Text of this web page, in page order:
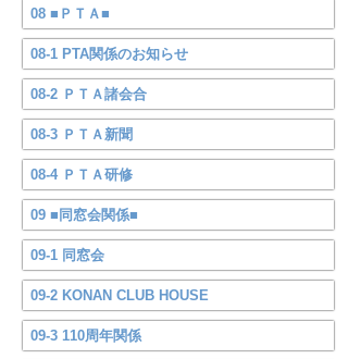
08 ■ＰＴＡ■
08-1 PTA関係のお知らせ
08-2 ＰＴＡ諸会合
08-3 ＰＴＡ新聞
08-4 ＰＴＡ研修
09 ■同窓会関係■
09-1 同窓会
09-2 KONAN CLUB HOUSE
09-3 110周年関係